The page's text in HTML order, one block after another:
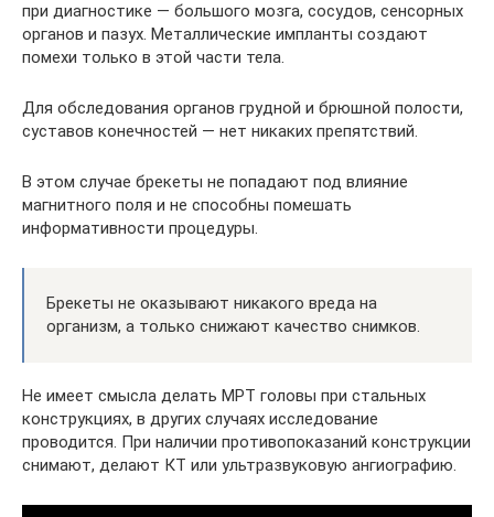
при диагностике — большого мозга, сосудов, сенсорных
органов и пазух. Металлические импланты создают
помехи только в этой части тела.
Для обследования органов грудной и брюшной полости,
суставов конечностей — нет никаких препятствий.
В этом случае брекеты не попадают под влияние
магнитного поля и не способны помешать
информативности процедуры.
Брекеты не оказывают никакого вреда на
организм, а только снижают качество снимков.
Не имеет смысла делать МРТ головы при стальных
конструкциях, в других случаях исследование
проводится. При наличии противопоказаний конструкции
снимают, делают КТ или ультразвуковую ангиографию.